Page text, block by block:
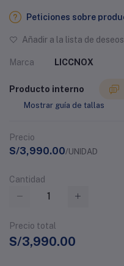
Peticiones sobre
Añadir a la lista de deseos
Marca LICCNOX
Producto interno
Mostrar guía de tallas
Precio
S/3,990.00/UNIDAD
Cantidad
Precio total
S/3,990.00